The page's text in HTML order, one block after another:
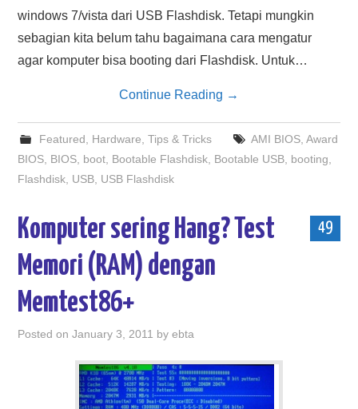
windows 7/vista dari USB Flashdisk. Tetapi mungkin
sebagian kita belum tahu bagaimana cara mengatur
agar komputer bisa booting dari Flashdisk. Untuk…
Continue Reading →
Featured Hardware Tips & Tricks AMI BIOS, Award
BIOS BIOS boot Bootable Flashdisk Bootable USB booting
Flashdisk USB USB Flashdisk
49
Komputer sering Hang? Test
Memori (RAM) dengan
Memtest86+
Posted onJanuary 3, 2011 byebta